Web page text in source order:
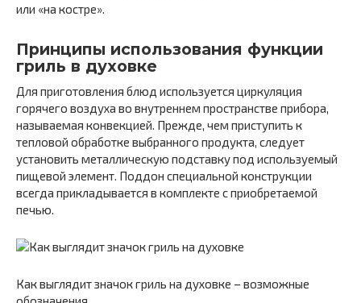
или «на костре».
Принципы использования функции
гриль в духовке
Для приготовления блюд используется циркуляция
горячего воздуха во внутреннем пространстве прибора,
называемая конвекцией. Прежде, чем приступить к
тепловой обработке выбранного продукта, следует
установить металлическую подставку под используемый
пищевой элемент. Поддон специальной конструкции
всегда прикладывается в комплекте с приобретаемой
печью.
Как выглядит значок гриль на духовке – возможные